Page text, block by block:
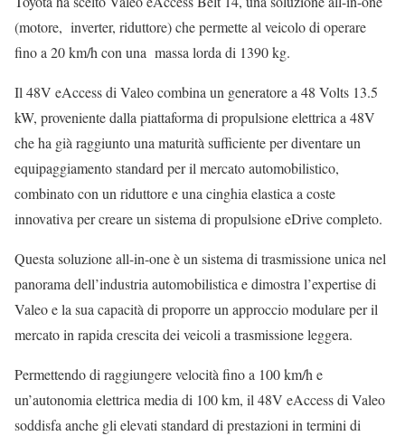
(motore, inverter, riduttore) che permette al veicolo di operare
fino a 20 km/h con una massa lorda di 1390 kg.
Il 48V eAccess di Valeo combina un generatore a 48 Volts 13.5
kW, proveniente dalla piattaforma di propulsione elettrica a 48V
che ha già raggiunto una maturità sufficiente per diventare un
equipaggiamento standard per il mercato automobilistico,
combinato con un riduttore e una cinghia elastica a coste
innovativa per creare un sistema di propulsione eDrive completo.
Questa soluzione all-in-one è un sistema di trasmissione unica nel
panorama dell’industria automobilistica e dimostra l’expertise di
Valeo e la sua capacità di proporre un approccio modulare per il
mercato in rapida crescita dei veicoli a trasmissione leggera.
Permettendo di raggiungere velocità fino a 100 km/h e
un’autonomia elettrica media di 100 km, il 48V eAccess di Valeo
soddisfa anche gli elevati standard di prestazioni in termini di